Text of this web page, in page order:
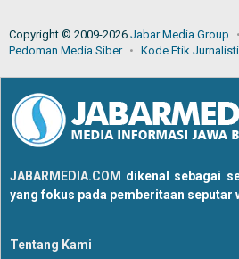
Copyright © 2009-2026 Jabar Media Group
Pedoman Media Siber
Kode Etik
JABARMEDIA.COM dikenal sebagai
yang fokus pada pemberitaan seputar
Tentang Kami